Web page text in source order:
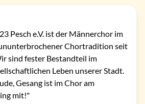
Pesch e.V. ist der Männerchor im
Chortradition seit
sind fester Bestandteil im
Leben unserer Stadt.
Gesang ist im Chor am
mit!"